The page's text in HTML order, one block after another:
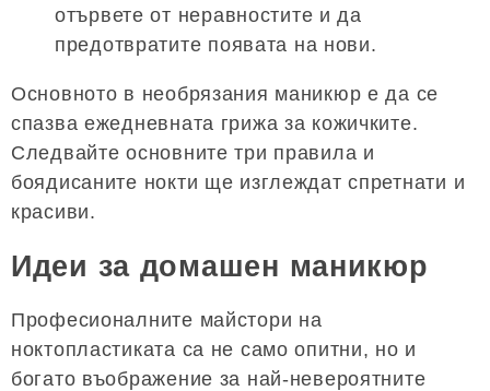
отървете от неравностите и да
предотвратите появата на нови.
Основното в необрязания маникюр е да се
спазва ежедневната грижа за кожичките.
Следвайте основните три правила и
боядисаните нокти ще изглеждат спретнати и
красиви.
Идеи за домашен маникюр
Професионалните майстори на
ноктопластиката са не само опитни, но и
богато въображение за най-невероятните